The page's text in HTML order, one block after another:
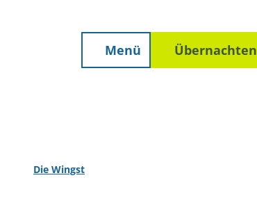
Menü Übernachten
Die Wingst